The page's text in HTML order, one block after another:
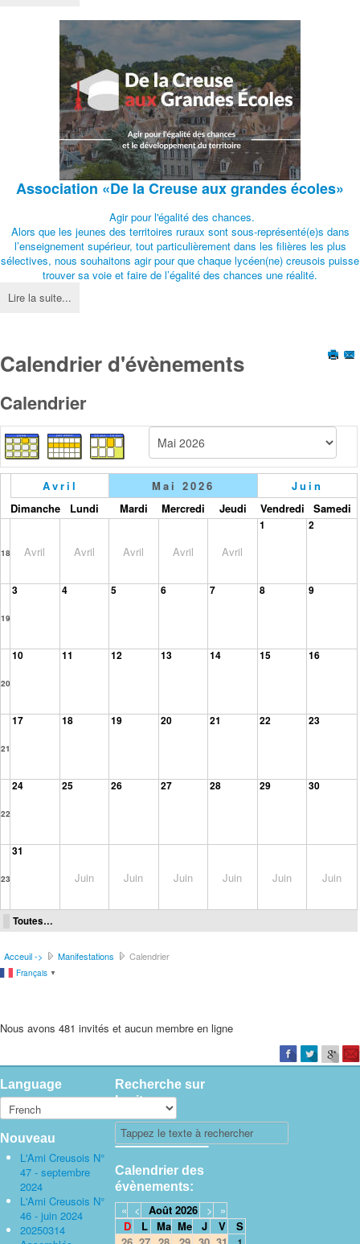
Association «De la Creuse aux grandes écoles»
Agir pour l'égalité des chances.
Alors que les jeunes des territoires ruraux sont sous-représenté(e)s dans
l’enseignement supérieur, tout particulièrement dans les filières les plus
sélectives, nous souhaitons agir pour que chaque lycéen(ne) creusois puisse
trouver sa voie et faire de l’égalité des chances une réalité.
Lire la suite...
Calendrier d'évènements
Calendrier
Avril Mai 2026
Juin
Dimanche
Lundi Mardi Mercredi Jeudi Vendredi Samedi
18 Avril Avril Avril Avril Avril
1 2
19
3 4 5 6 7 8 9
20
10 11 12 13 14 15 16
21
17 18 19 20 21 22 23
22
24 25 26 27 28 29 30
23
31
Juin Juin Juin Juin Juin Juin
Toutes…
Acceuil -> Manifestations Calendrier
Français ▼
Nous avons 481 invités et aucun membre en ligne
Language
Nouveau
L'Ami Creusois N°
47 - septembre
2024
L'Ami Creusois N°
46 - juin 2024
20250314
Recherche sur
le site
Calendrier des
évènements:
« < Août 2026 >
»
D
L Ma Me J V
S